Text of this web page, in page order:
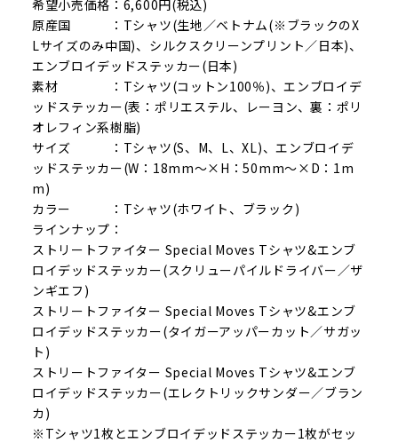
希望小売価格：6,600円(税込)
原産国 ：Tシャツ(生地／ベトナム(※ブラックのX
Lサイズのみ中国)、シルクスクリーンプリント／日本)、
エンブロイデッドステッカー(日本)
素材 ：Tシャツ(コットン100％)、エンブロイデ
ッドステッカー(表：ポリエステル、レーヨン、裏：ポリ
オレフィン系樹脂)
サイズ ：Tシャツ(S、M、L、XL)、エンブロイデ
ッドステッカー(W：18mm～×H：50mm～×D：1m
m)
カラー ：Tシャツ(ホワイト、ブラック)
ラインナップ：
ストリートファイター Special Moves Tシャツ&エンブ
ロイデッドステッカー(スクリューパイルドライバー／ザ
ンギエフ)
ストリートファイター Special Moves Tシャツ&エンブ
ロイデッドステッカー(タイガーアッパーカット／サガッ
ト)
ストリートファイター Special Moves Tシャツ&エンブ
ロイデッドステッカー(エレクトリックサンダー／ブラン
カ)
※Tシャツ1枚とエンブロイデッドステッカー1枚がセッ